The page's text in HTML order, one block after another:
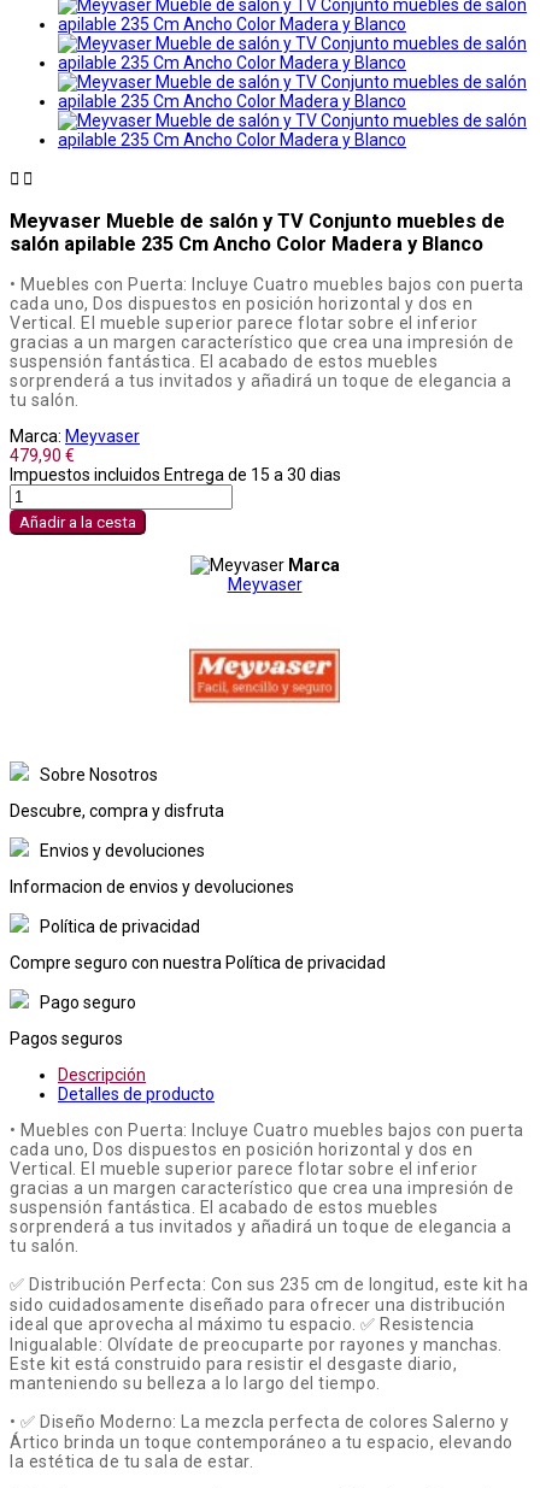
 
Meyvaser Mueble de salón y TV Conjunto muebles de
salón apilable 235 Cm Ancho Color Madera y Blanco
• Muebles con Puerta: Incluye Cuatro muebles bajos con puerta
cada uno, Dos dispuestos en posición horizontal y dos en
Vertical. El mueble superior parece flotar sobre el inferior
gracias a un margen característico que crea una impresión de
suspensión fantástica. El acabado de estos muebles
sorprenderá a tus invitados y añadirá un toque de elegancia a
tu salón.
Marca: Meyvaser
479,90 €
Impuestos incluidos Entrega de 15 a 30 dias
Añadir a la cesta
Marca
Meyvaser
Sobre Nosotros
Descubre, compra y disfruta
Envios y devoluciones
Informacion de envios y devoluciones
Política de privacidad
Compre seguro con nuestra Política de privacidad
Pago seguro
Pagos seguros
Descripción
Detalles de producto
• Muebles con Puerta: Incluye Cuatro muebles bajos con puerta
cada uno, Dos dispuestos en posición horizontal y dos en
Vertical. El mueble superior parece flotar sobre el inferior
gracias a un margen característico que crea una impresión de
suspensión fantástica. El acabado de estos muebles
sorprenderá a tus invitados y añadirá un toque de elegancia a
tu salón.
✅ Distribución Perfecta: Con sus 235 cm de longitud, este kit ha
sido cuidadosamente diseñado para ofrecer una distribución
ideal que aprovecha al máximo tu espacio. ✅ Resistencia
Inigualable: Olvídate de preocuparte por rayones y manchas.
Este kit está construido para resistir el desgaste diario,
manteniendo su belleza a lo largo del tiempo.
• ✅ Diseño Moderno: La mezcla perfecta de colores Salerno y
Ártico brinda un toque contemporáneo a tu espacio, elevando
la estética de tu sala de estar.